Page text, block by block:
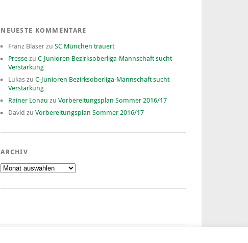
NEUESTE KOMMENTARE
Franz Blaser zuSC München trauert
Presse zuC-Junioren Bezirksoberliga-Mannschaft sucht
Verstärkung
Lukas zuC-Junioren Bezirksoberliga-Mannschaft sucht
Verstärkung
Rainer Lonau zuVorbereitungsplan Sommer 2016/17
David zuVorbereitungsplan Sommer 2016/17
ARCHIV
Archiv